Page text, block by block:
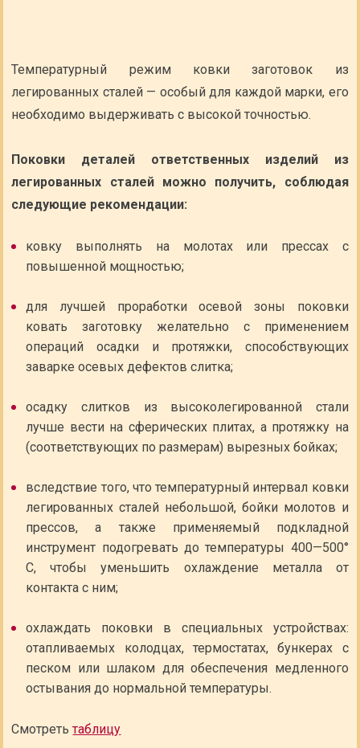
Температурный режим ковки заготовок из
легированных сталей — особый для каждой марки, его
необходимо выдерживать с высокой точностью.
Поковки деталей ответственных изделий из
легированных сталей можно получить, соблюдая
следующие рекомендации:
ковку выполнять на молотах или прессах с
повышенной мощностью;
для лучшей проработки осевой зоны поковки
ковать заготовку желательно с применением
операций осадки и протяжки, способствующих
заварке осевых дефектов слитка;
осадку слитков из высоколегированной стали
лучше вести на сферических плитах, а протяжку на
(соответствующих по размерам) вырезных бойках;
вследствие того, что температурный интервал ковки
легированных сталей небольшой, бойки молотов и
прессов, а также применяемый подкладной
инструмент подогревать до температуры 400—500°
С, чтобы уменьшить охлаждение металла от
контакта с ним;
охлаждать поковки в специальных устройствах:
отапливаемых колодцах, термостатах, бункерах с
песком или шлаком для обеспечения медленного
остывания до нормальной температуры.
Смотретьтаблицу